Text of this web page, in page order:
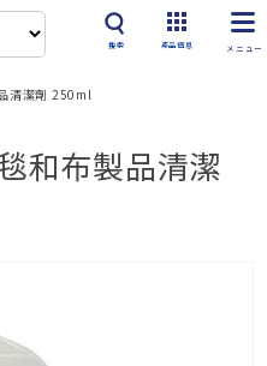
搜索 產品信息
清潔劑 250ml
和布製品清潔